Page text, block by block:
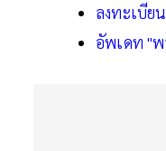
ลงทะเบีย
อัพเดท "พ